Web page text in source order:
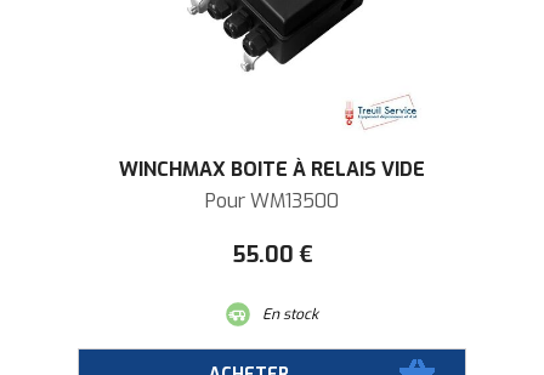
WINCHMAX BOITE À RELAIS VIDE
Pour WM13500
55.00 €
En stock